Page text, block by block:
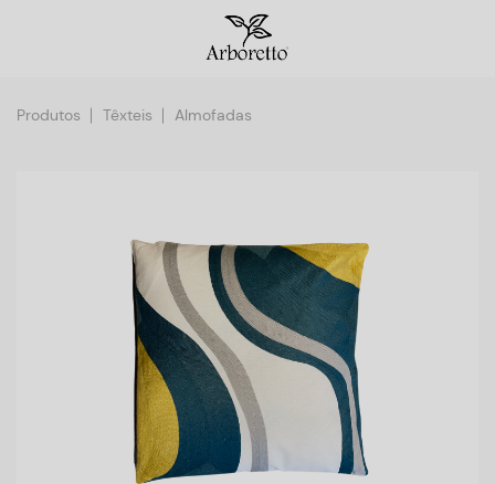
Produtos Têxteis Almofadas